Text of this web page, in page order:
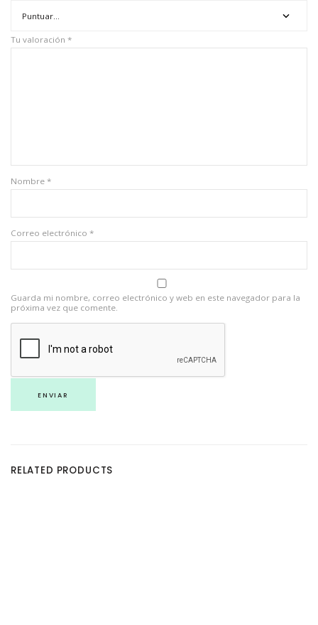
Tu valoración *
Nombre *
Correo electrónico *
Guarda mi nombre, correo electrónico y web en este navegador para la
próxima vez que comente.
RELATED PRODUCTS